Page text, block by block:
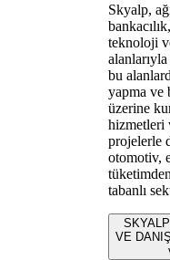
Skyalp,
teknoloji
bu
yapma ve
üzerine
hizmetleri
projelerle
otomotiv,
tabanlı
VE